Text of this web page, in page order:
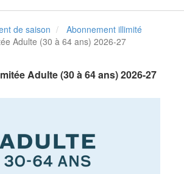
de saison
Abonnement illimité
Adulte (30 à 64 ans) 2026-27
Adulte (30 à 64 ans) 2026-27